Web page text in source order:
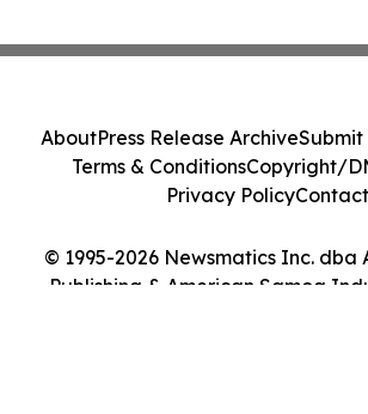
© 1995-2026 Newsmatics Inc. dba
Publishing & American Samoa
AboutPress Release ArchiveSubmit
Terms & ConditionsCopyright/
Privacy PolicyContact